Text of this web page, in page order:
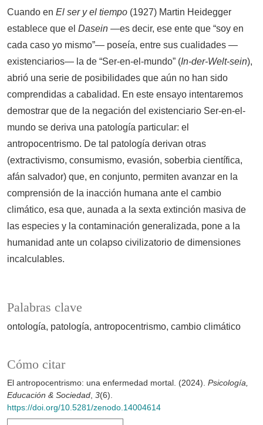
Palabras clave
ontología patología antropocentrismo cambio climático
Cómo citar
El antropocentrismo: una enfermedad mortal. (2024). Psicología,
Educación & Sociedad, 3(6).
https://doi.org/10.5281/zenodo.14004614
Cuando en El ser y el tiempo (1927) Martin Heidegger
establece que el Dasein —es decir, ese ente que “soy en
cada caso yo mismo”— poseía, entre sus cualidades —
existenciarios— la de “Ser-en-el-mundo” (In-der-Welt-sein),
abrió una serie de posibilidades que aún no han sido
comprendidas a cabalidad. En este ensayo intentaremos
demostrar que de la negación del existenciario Ser-en-el-
mundo se deriva una patología particular: el
antropocentrismo. De tal patología derivan otras
(extractivismo, consumismo, evasión, soberbia científica,
afán salvador) que, en conjunto, permiten avanzar en la
comprensión de la inacción humana ante el cambio
climático, esa que, aunada a la sexta extinción masiva de
las especies y la contaminación generalizada, pone a la
humanidad ante un colapso civilizatorio de dimensiones
incalculables.